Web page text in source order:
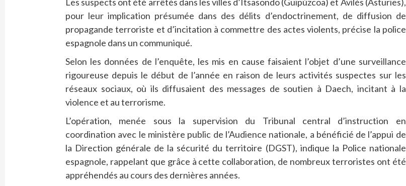
pour leur implication présumée dans des délits d’endoctrinement, de diffusion de
propagande terroriste et d’incitation à commettre des actes violents, précise la police
espagnole dans un communiqué.
Selon les données de l’enquête, les mis en cause faisaient l’objet d’une surveillance
rigoureuse depuis le début de l’année en raison de leurs activités suspectes sur les
réseaux sociaux, où ils diffusaient des messages de soutien à Daech, incitant à la
violence et au terrorisme.
L’opération, menée sous la supervision du Tribunal central d’instruction en
coordination avec le ministère public de l’Audience nationale, a bénéficié de l’appui de
la Direction générale de la sécurité du territoire (DGST), indique la Police nationale
espagnole, rappelant que grâce à cette collaboration, de nombreux terroristes ont été
appréhendés au cours des dernières années.